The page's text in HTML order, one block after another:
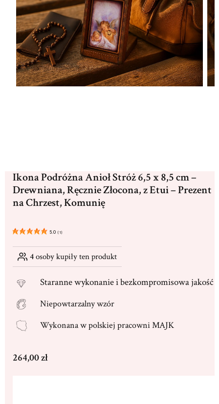
Ikona Podróżna Anioł Stróż 6,5 x 8,5 cm –
Drewniana, Ręcznie Złocona, z Etui – Prezent
na Chrzest, Komunię
5.0 ( 1)
4osoby kupiły ten produkt
Starannewykonanie i bezkompromisowa jakość
Niepowtarzalny wzór
Wykonana wpolskiej pracowni MAJK
Cena
264,00 zł